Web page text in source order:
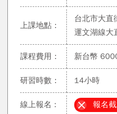
上課地點：
台北市大
運文湖線大
課程費用： 新台幣
研習時數： 14小時
線上報名 : 報名